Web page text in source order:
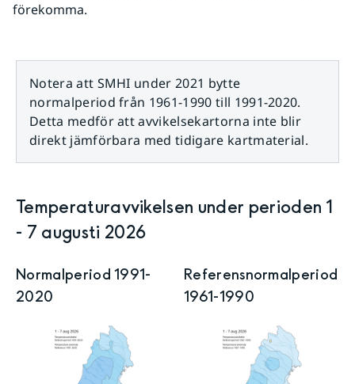
förekomma.
Notera att SMHI under 2021 bytte
normalperiod från 1961-1990 till 1991-2020.
Detta medför att avvikelsekartorna inte blir
direkt jämförbara med tidigare kartmaterial.
Temperatur­avvikelsen under perioden 1
- 7 augusti 2026
Normalperiod 1991-
2020
Referensnormal­period
1961-1990